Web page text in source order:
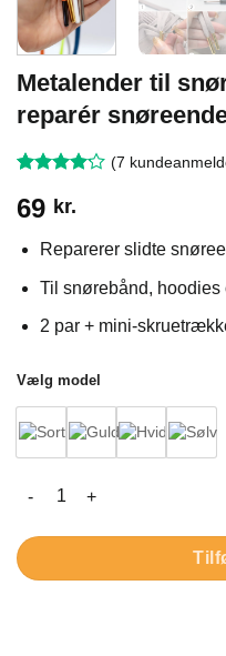
Metalender til
reparér
som
4.14
baseret på
kundebedømmelser
(7
69 kr.
Reparerer slidte
Til snørebånd,
2 par + mini-
Vælg model
Metalender til snørebånd